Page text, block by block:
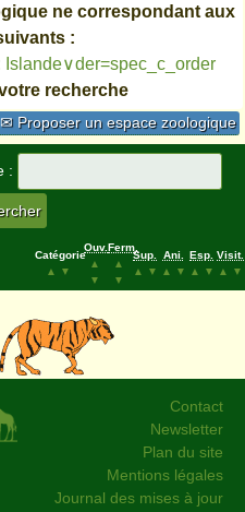
ne correspondant aux
:
Islande∨der=spec_c_order
recherche
✉ Proposer un espace zoologique
:
Catégorie
▲
▼
Ouv.
▲
▼
Ferm.
▲
▼
Sup.
▲
▼
Ani.
▲
▼
Esp.
▲
▼
Visit.
▲
▼
Contact
Newsletter
Plan du site
Mentions légales
Journal des mises à jour